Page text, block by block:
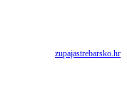
Izvor:zupajastrebarsko.hr